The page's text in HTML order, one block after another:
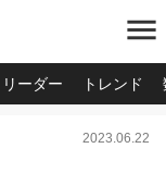
menu
リーダー トレンド
2023.06.22